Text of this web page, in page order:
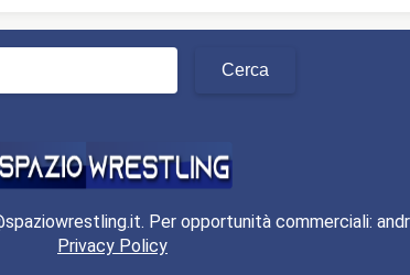
Per opportunità commerciali:
Privacy Policy